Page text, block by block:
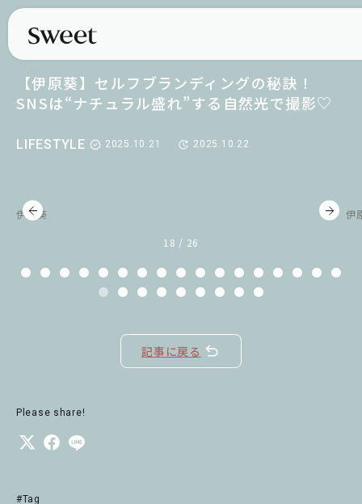
LIFESTYLE 2025.10.21 2025.10.22
【伊原葵】セルフブランディングの秘訣！
SNSは“ナチュラル盛れ”する自然光で撮影♡
伊原葵 伊
18 / 26
記事に戻る
Please share!
#Tag